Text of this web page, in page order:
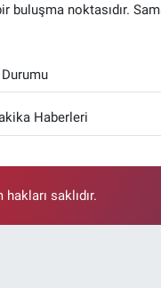
buluşma noktasıdır.
Haberleri
saklıdır.